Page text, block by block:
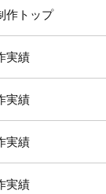
作トップ
実績
実績
実績
実績